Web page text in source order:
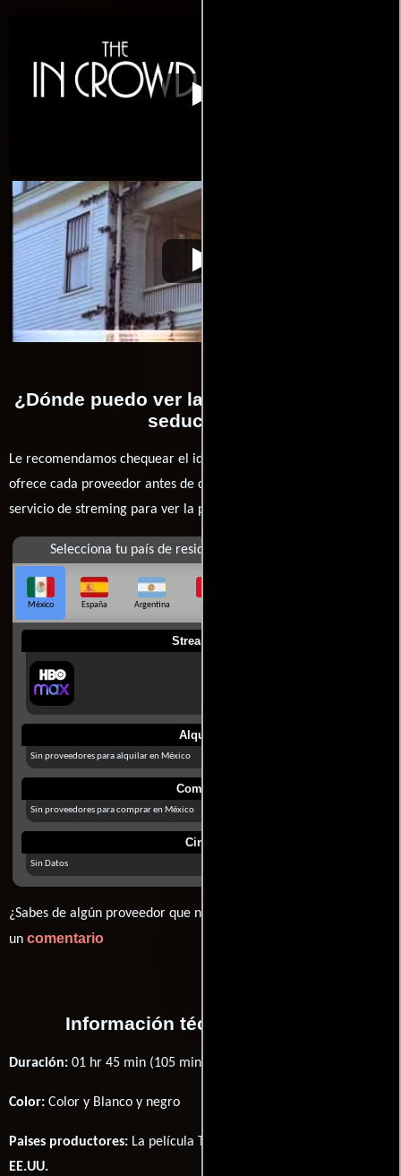
Verano de
Video de la película Verano de
seducción
Verano de
seducción
Video de la película Verano de
seducción
¿Dónde puedo ver la películas Verano de
seducción?
Le recomendamos chequear el idioma, doblaje o subtítulos que
ofrece cada proveedor antes de comprar, alquilar o contratar un
servicio de streming para ver la películas.
Selecciona tu país de residencia
México España Argentina
Streaming
Alquilar
Sin proveedores para alquilar en México
Comprar
Sin proveedores para comprar en México
Cines
Sin Datos
¿Sabes de algún proveedor que no estamos mostrando? déjanos
un comentario
Información técnica y general
Duración: 01 hr 45 min (105 minutos) .
Color: Color y Blanco y negro
Paises productores: La película The In Crowd fué producida en
EE.UU.